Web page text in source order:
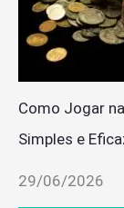
Como Jogar
Simples e
29/06/2026